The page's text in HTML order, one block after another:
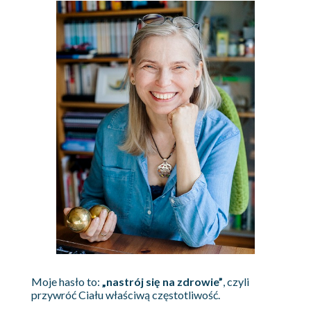
Moje hasło to: „nastrój się na zdrowie” , czyli
przywróć Ciału właściwą częstotliwość.